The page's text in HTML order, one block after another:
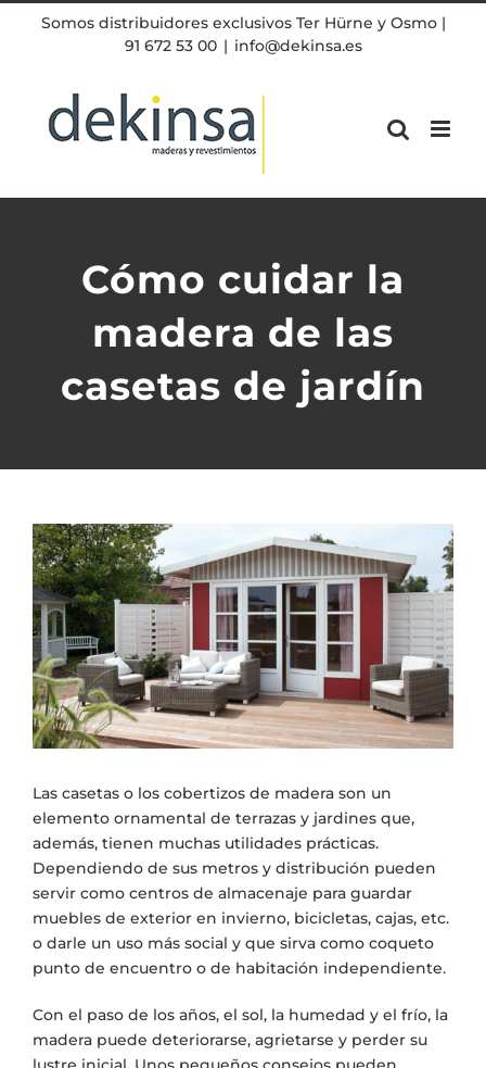
Somos distribuidores exclusivos Ter Hürne y Osmo |
91 672 53 00 | info@dekinsa.es
Cómo cuidar la
madera de las
casetas de jardín
View
Larger
Image
Las casetas o los cobertizos de madera son un
elemento ornamental de terrazas y jardines que,
además, tienen muchas utilidades prácticas.
Dependiendo de sus metros y distribución pueden
servir como centros de almacenaje para guardar
muebles de exterior en invierno, bicicletas, cajas, etc.
o darle un uso más social y que sirva como coqueto
punto de encuentro o de habitación independiente.
Con el paso de los años, el sol, la humedad y el frío, la
madera puede deteriorarse, agrietarse y perder su